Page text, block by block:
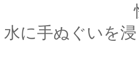
怪訝そうな
水に手ぬぐいを